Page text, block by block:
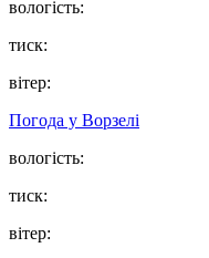
вологість:
тиск:
вітер:
Погода у Ворзелі
вологість:
тиск:
вітер: